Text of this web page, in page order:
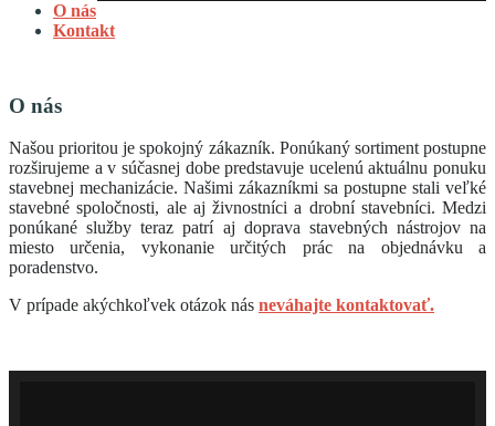
O nás
Kontakt
O nás
Našou prioritou je spokojný zákazník. Ponúkaný sortiment postupne
rozširujeme a v súčasnej dobe predstavuje ucelenú aktuálnu ponuku
stavebnej mechanizácie. Našimi zákazníkmi sa postupne stali veľké
stavebné spoločnosti, ale aj živnostníci a drobní stavebníci. Medzi
ponúkané služby teraz patrí aj doprava stavebných nástrojov na
miesto určenia, vykonanie určitých prác na objednávku a
poradenstvo.
V prípade akýchkoľvek otázok nás neváhajte kontaktovať.